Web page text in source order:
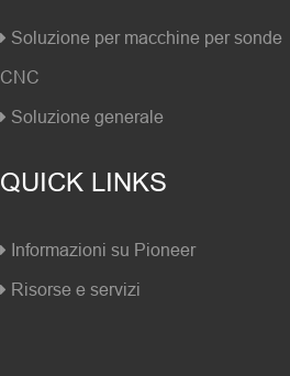
Soluzione per macchine per sonde
CNC
Soluzione generale
QUICK LINKS
Informazioni su Pioneer
Risorse e servizi